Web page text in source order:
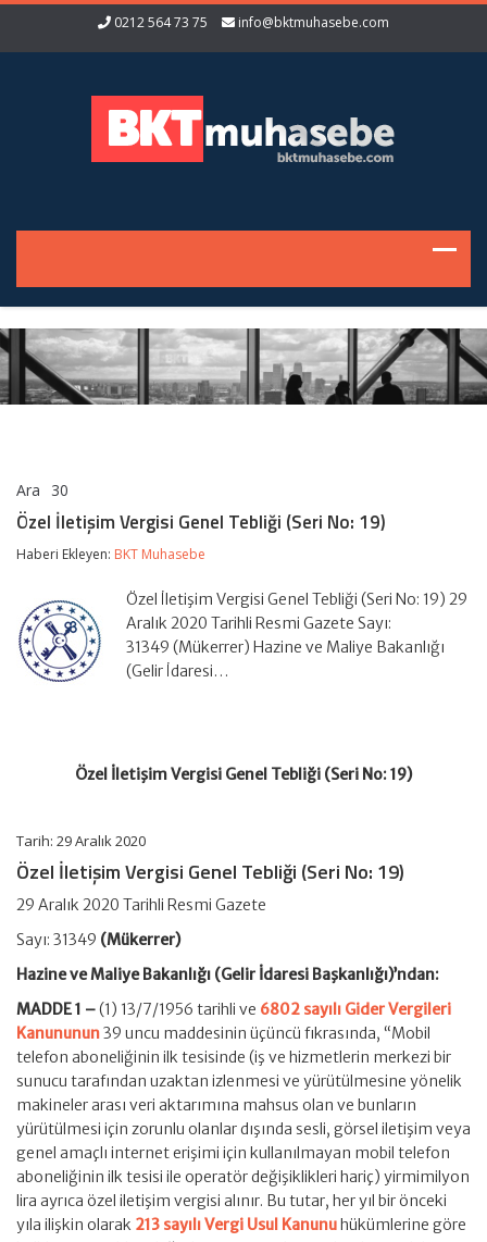
0212 564 73 75 info@bktmuhasebe.com
Ara 30
Vergisi
Genel
Tebliği
19)
için
Özel İletişim Vergisi Genel Tebliği (Seri No: 19)
Haberi Ekleyen: BKT Muhasebe
Özel İletişim Vergisi Genel Tebliği (Seri No: 19) 29
Aralık 2020 Tarihli Resmi Gazete Sayı:
31349 (Mükerrer) Hazine ve Maliye Bakanlığı
(Gelir İdaresi…
Özel İletişim Vergisi Genel Tebliği (Seri No: 19)
Tarih: 29 Aralık 2020
Özel İletişim Vergisi Genel Tebliği (Seri No: 19)
29 Aralık 2020 Tarihli Resmi Gazete
Sayı: 31349 (Mükerrer)
Hazine ve Maliye Bakanlığı (Gelir İdaresi Başkanlığı)’ndan:
MADDE 1 –(1) 13/7/1956 tarihli ve 6802 sayılı Gider Vergileri
Kanununun39 uncu maddesinin üçüncü fıkrasında, “Mobil
telefon aboneliğinin ilk tesisinde (iş ve hizmetlerin merkezi bir
sunucu tarafından uzaktan izlenmesi ve yürütülmesine yönelik
makineler arası veri aktarımına mahsus olan ve bunların
yürütülmesi için zorunlu olanlar dışında sesli, görsel iletişim veya
genel amaçlı internet erişimi için kullanılmayan mobil telefon
aboneliğinin ilk tesisi ile operatör değişiklikleri hariç) yirmimilyon
lira ayrıca özel iletişim vergisi alınır. Bu tutar, her yıl bir önceki
yıla ilişkin olarak 213 sayılı Vergi Usul Kanunuhükümlerine göre